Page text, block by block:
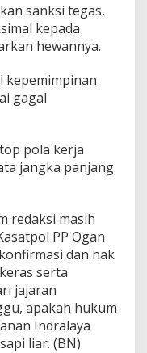
sanksi tegas,
kepada
hewannya.
kepemimpinan
gagal
pola kerja
jangka panjang
redaksi masih
PP Ogan
dan hak
serta
jajaran
apakah hukum
Indralaya
liar. (BN)